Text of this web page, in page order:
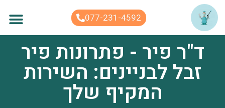
לתוכן
077-231-4592
ד"ר פיר - פתרונות פיר
זבל לבניינים: השירות
המקיף שלך